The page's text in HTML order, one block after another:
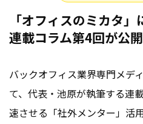
キャリアメンターについて
メンター紹介
導入事例
採用情報
「オフィスのミカタ
連載コラム第4回が公
バックオフィス業界専門メデ
て、代表・池原が執筆する連
速させる「社外メンター」活